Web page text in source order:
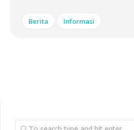
Berita Informasi